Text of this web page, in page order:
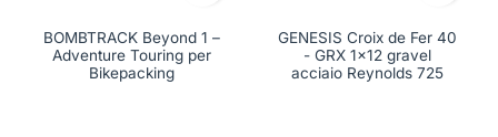
BOMBTRACK Beyond 1 –
Adventure Touring per
Bikepacking
GENESIS Croix de Fer 40
- GRX 1x12 gravel
acciaio Reynolds 725